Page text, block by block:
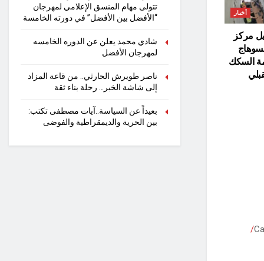
أخبار
مركز
السكك
تتولى مهام المنسق الإعلامي لمهرجان
“الأفضل بين الأفضل” في دورته الخامسة
شادي محمد يعلن عن الدوره الخامسه
لمهرجان الأفضل
ناصر طويرش الحارثي.. من قاعة المزاد
إلى شاشة الخبر… رحلة بناء ثقة
بعيداً عن السياسة..آيات مصطفى تكتب:
بين الحرية والديمقراطية والفوضى